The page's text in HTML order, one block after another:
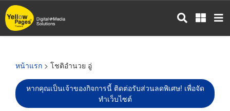
ข้าม
ไป
หน้าแรก > โชติอำนวย อู่
หากคุณเป็นเจ้าของกิจการนี้ ติดต่อรับส่วนลดพิเศษ! เพื่อจัด
ทำเว็บไซต์